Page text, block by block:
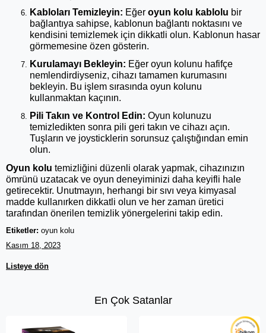
Kabloları Temizleyin: Eğer oyun kolu kablolu bir
bağlantıya sahipse, kablonun bağlantı noktasını ve
kendisini temizlemek için dikkatli olun. Kablonun hasar
görmemesine özen gösterin.
Kurulamayı Bekleyin: Eğer oyun kolunu hafifçe
nemlendirdiyseniz, cihazı tamamen kurumasını
bekleyin. Bu işlem sırasında oyun kolunu
kullanmaktan kaçının.
Pili Takın ve Kontrol Edin: Oyun kolunuzu
temizledikten sonra pili geri takın ve cihazı açın.
Tuşların ve joysticklerin sorunsuz çalıştığından emin
olun.
Oyun kolu temizliğini düzenli olarak yapmak, cihazınızın
ömrünü uzatacak ve oyun deneyiminizi daha keyifli hale
getirecektir. Unutmayın, herhangi bir sıvı veya kimyasal
madde kullanırken dikkatli olun ve her zaman üretici
tarafından önerilen temizlik yönergelerini takip edin.
Etiketler: oyun kolu
Kasım 18, 2023
Listeye dön
En Çok Satanlar